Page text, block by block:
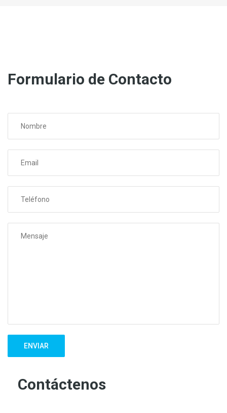
Formulario de Contacto
ENVIAR
Contáctenos